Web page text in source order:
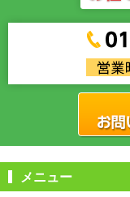
メニュー